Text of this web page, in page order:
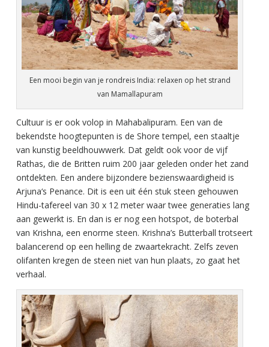
Een mooi begin van je rondreis India: relaxen op het strand
van Mamallapuram
Cultuur is er ook volop in Mahabalipuram. Een van de
bekendste hoogtepunten is de Shore tempel, een staaltje
van kunstig beeldhouwwerk. Dat geldt ook voor de vijf
Rathas, die de Britten ruim 200 jaar geleden onder het zand
ontdekten. Een andere bijzondere bezienswaardigheid is
Arjuna‘s Penance. Dit is een uit één stuk steen gehouwen
Hindu-tafereel van 30 x 12 meter waar twee generaties lang
aan gewerkt is. En dan is er nog een hotspot, de boterbal
van Krishna, een enorme steen. Krishna’s Butterball trotseert
balancerend op een helling de zwaartekracht. Zelfs zeven
olifanten kregen de steen niet van hun plaats, zo gaat het
verhaal.